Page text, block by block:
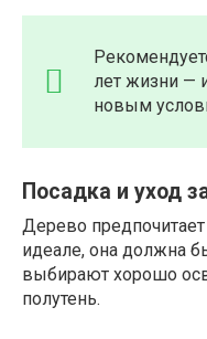
лет жизни —
новым
Посадка и уход
Дерево
идеале, она должна
выбирают хорошо
полутень.